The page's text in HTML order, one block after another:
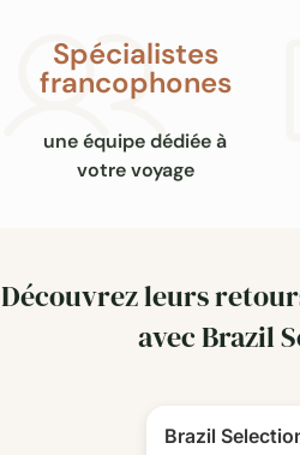
Spécialistes
francophones
une équipe dédiée à
votre voyage
Découvrez leurs
avec Brazil
Brazil